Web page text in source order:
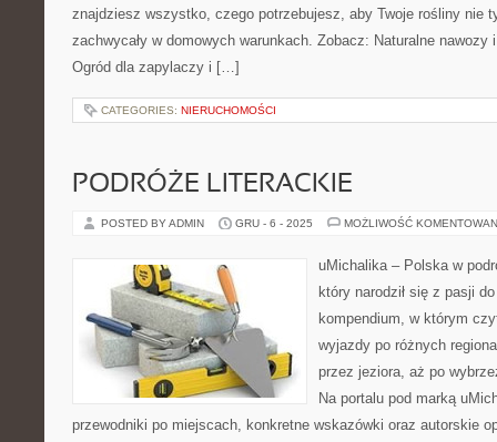
znajdziesz wszystko, czego potrzebujesz, aby Twoje rośliny nie
zachwycały w domowych warunkach. Zobacz: Naturalne nawozy
Ogród dla zapylaczy i […]
CATEGORIES: NIERUCHOMOŚCI
PODRÓŻE LITERACKIE
POSTED BY ADMIN GRU - 6 - 2025 MOŻLIWOŚĆ
uMichalika – Polska w
który narodził się z pasji
kompendium, w którym
wyjazdy po różnych
przez jeziora, aż po
Na portalu pod marką
przewodniki po miejscach, konkretne wskazówki oraz autorskie